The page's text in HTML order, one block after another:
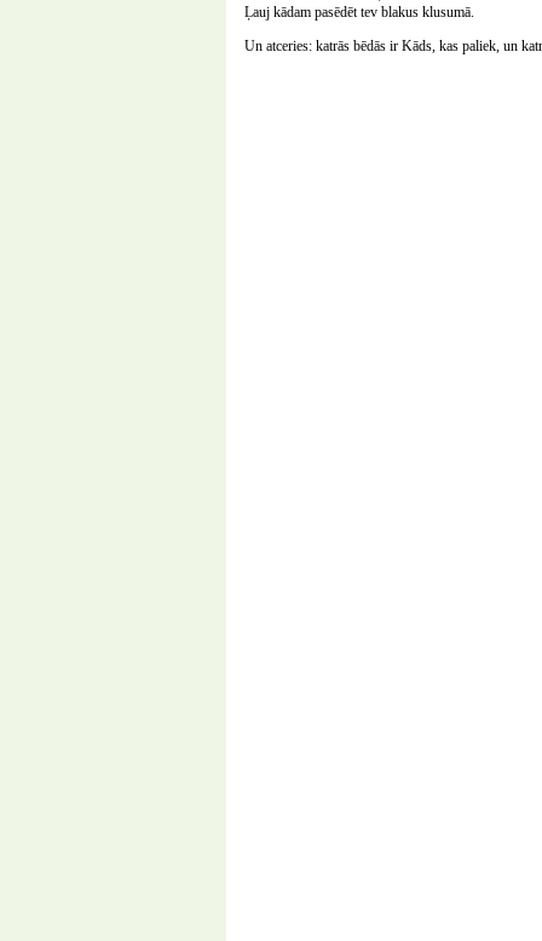
Ļauj kādam pasēdēt tev blakus klusumā.
Un atceries: katrās bēdās ir Kāds, kas paliek, un